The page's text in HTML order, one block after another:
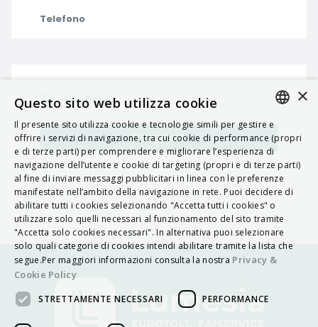
Telefono
MAPPA
Navigatore ITALIAN
ENGLISH
FRENCH
HUNGARIAN
DEUTSCH
POLSKI
PORTUGUÊS
×
Questo sito web utilizza cookie
Il presente sito utilizza cookie e tecnologie simili per gestire e
offrire i servizi di navigazione, tra cui cookie di performance (propri
e di terze parti) per comprendere e migliorare l’esperienza di
navigazione dell’utente e cookie di targeting (propri e di terze parti)
al fine di inviare messaggi pubblicitari in linea con le preferenze
manifestate nell’ambito della navigazione in rete. Puoi decidere di
abilitare tutti i cookies selezionando "Accetta tutti i cookies" o
utilizzare solo quelli necessari al funzionamento del sito tramite
"Accetta solo cookies necessari". In alternativa puoi selezionare
solo quali categorie di cookies intendi abilitare tramite la lista che
segue.Per maggiori informazioni consulta la nostra Privacy &
Cookie Policy
STRETTAMENTE NECESSARI PERFORMANCE